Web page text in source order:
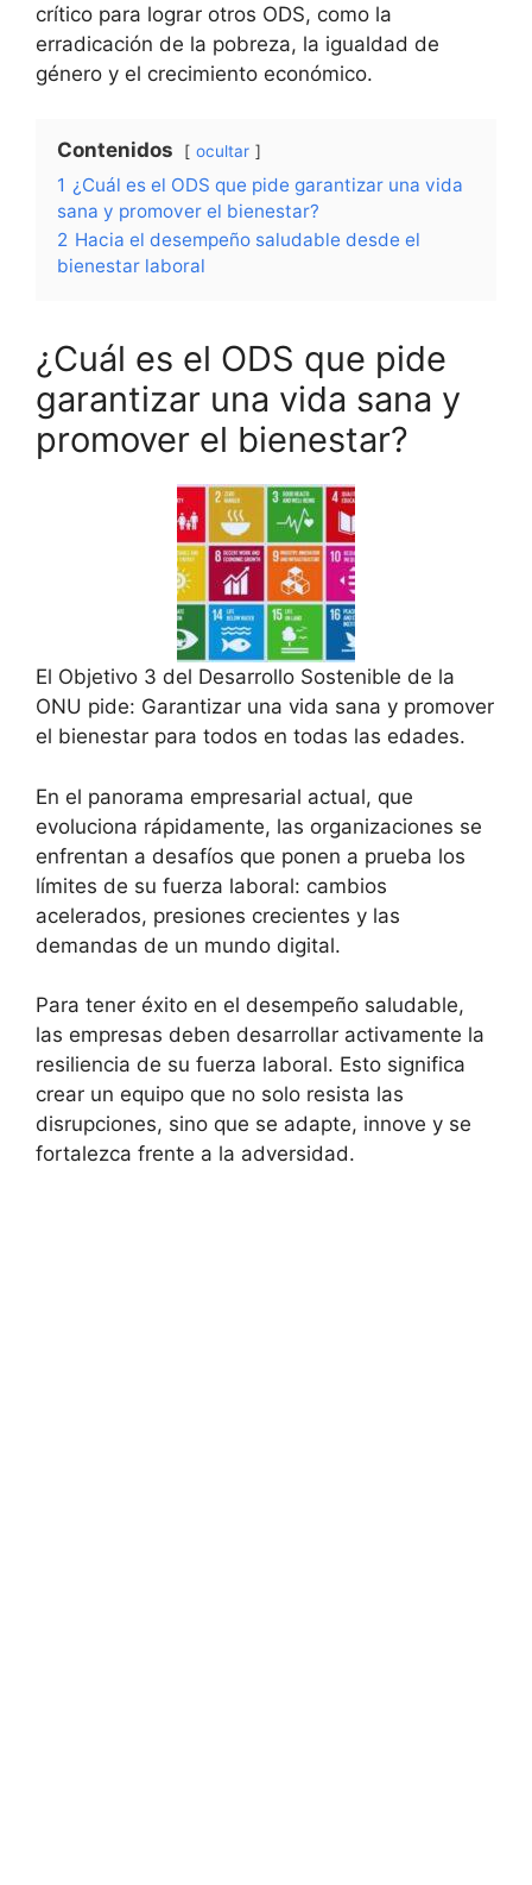
crítico para lograr otros ODS, como la
erradicación de la pobreza, la igualdad de
género y el crecimiento económico.
Contenidos ocultar
1 ¿Cuál es el ODS que pide garantizar una vida
sana y promover el bienestar?
2 Hacia el desempeño saludable desde el
bienestar laboral
¿Cuál es el ODS que pide
garantizar una vida sana y
promover el bienestar?
El Objetivo 3 del Desarrollo Sostenible de la
ONU pide: Garantizar una vida sana y promover
el bienestar para todos en todas las edades.
En el panorama empresarial actual, que
evoluciona rápidamente, las organizaciones se
enfrentan a desafíos que ponen a prueba los
límites de su fuerza laboral: cambios
acelerados, presiones crecientes y las
demandas de un mundo digital.
Para tener éxito en el desempeño saludable,
las empresas deben desarrollar activamente la
resiliencia de su fuerza laboral. Esto significa
crear un equipo que no solo resista las
disrupciones, sino que se adapte, innove y se
fortalezca frente a la adversidad.